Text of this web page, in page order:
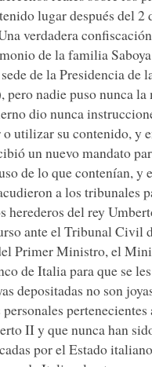
lugar después del 2
verdadera
de la familia
de la Presidencia de
pero nadie puso nunca la
dio nunca
utilizar su contenido, y
un nuevo mandato
de lo que contenían, y
a los tribunales
herederos del rey
ante el Tribunal Civil
Primer Ministro, el
de Italia para que se
depositadas no son
pertenecientes
II y que nunca han
por el Estado